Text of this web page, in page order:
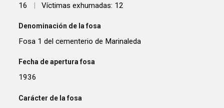
16 | Víctimas exhumadas: 12
Denominación de la fosa
Fosa 1 del cementerio de Marinaleda
Fecha de apertura fosa
1936
Carácter de la fosa